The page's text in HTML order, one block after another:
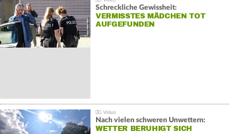
Schreckliche Gewissheit:
VERMISSTES MÄDCHEN TOT
AUFGEFUNDEN
Nach vielen schweren Unwettern:
WETTER BERUHIGT SICH